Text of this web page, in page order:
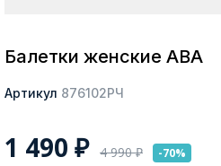
Балетки женские АВА
Артикул 876102РЧ
1 490 ₽ 4 990₽ -70%